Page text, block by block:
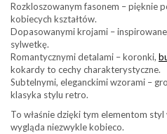
Rozkloszowanym fasonem – pięknie
kobiecych kształtów.
Dopasowanymi krojami –
sylwetkę.
Romantycznymi detalami – koronki,
kokardy to cechy charakterystyczne.
Subtelnymi, eleganckimi wzorami –
klasyka stylu retro.
To właśnie dzięki tym elementom
wygląda niezwykle kobieco.